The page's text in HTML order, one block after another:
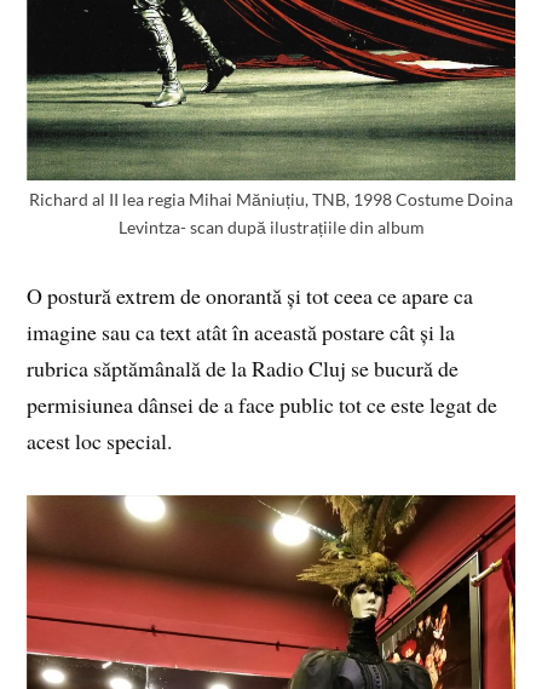
Richard al II lea regia Mihai Măniuțiu, TNB, 1998 Costume Doina
Levintza- scan după ilustrațiile din album
O postură extrem de onorantă și tot ceea ce apare ca
imagine sau ca text atât în această postare cât și la
rubrica săptămânală de la Radio Cluj se bucură de
permisiunea dânsei de a face public tot ce este legat de
acest loc special.